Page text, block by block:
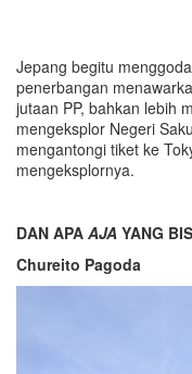
Jepang begitu
penerbangan
jutaan PP, bahkan lebih
mengeksplor Negeri
mengantongi tiket ke
mengeksplornya.
DAN APA AJA YANG
Chureito Pagoda